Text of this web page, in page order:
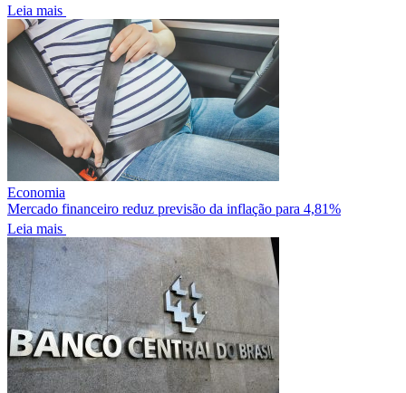
Leia mais
Economia
Mercado financeiro reduz previsão da inflação para 4,81%
Leia mais